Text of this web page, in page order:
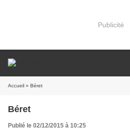
Publicité
Accueil » Béret
Béret
Publié le 02/12/2015 à 10:25